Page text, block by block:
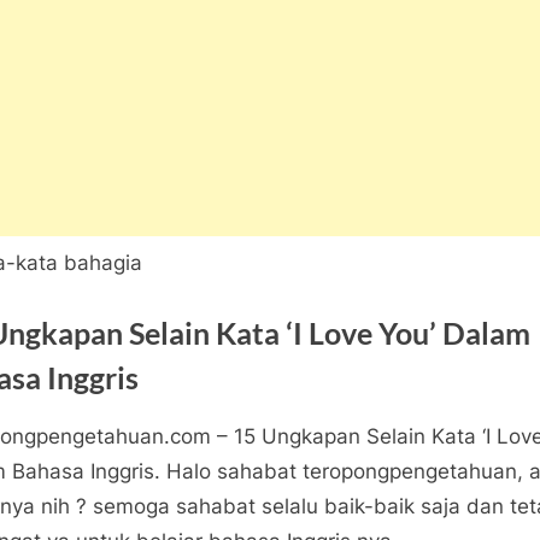
Selain Kata ‘I Love You’ Dalam
Inggris
15
– 15 Ungkapan Selain Kata ‘I Love
Bahasa Inggris. Halo sahabat teropongpengetahuan,
nih ? semoga sahabat selalu baik-baik saja dan